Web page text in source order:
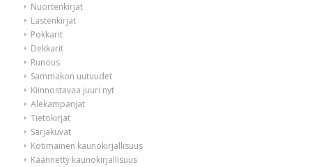
Nuortenkirjat
Lastenkirjat
Pokkarit
Dekkarit
Runous
Sammakon uutuudet
Kiinnostavaa juuri nyt
Alekampanjat
Tietokirjat
Sarjakuvat
Kotimainen kaunokirjallisuus
Käännetty kaunokirjallisuus